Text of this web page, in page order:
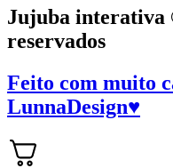
Jujuba interativa
reservados
Feito com muito
LunnaDesign♥